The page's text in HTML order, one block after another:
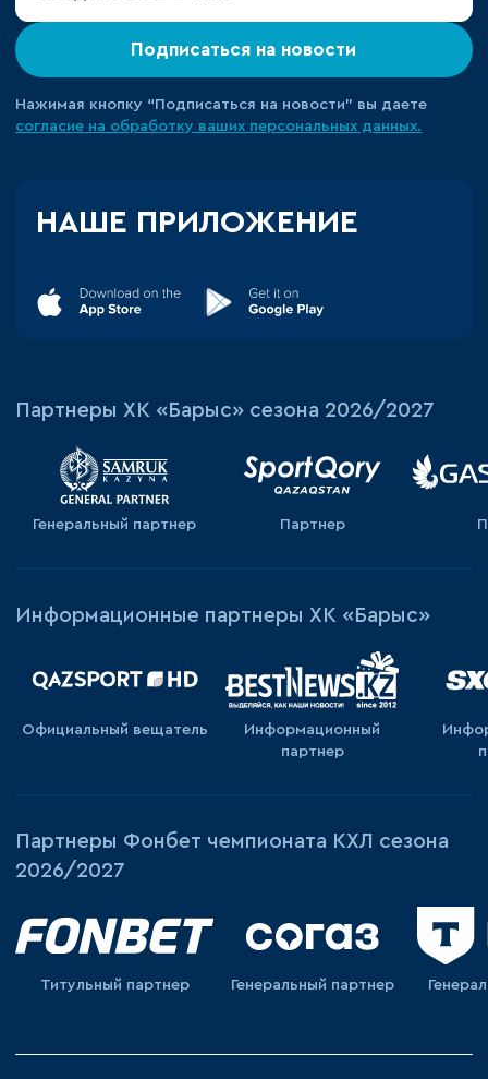
Подписаться на новости
Нажимая кнопку “Подписаться на новости” вы даете
согласие на обработку ваших персональных данных.
НАШЕ ПРИЛОЖЕНИЕ
Партнеры ХК «Барыс» сезона 2026/2027
Генеральный партнер Партнер
Информационные партнеры ХК «Барыс»
Официальный вещатель
Информационный
партнер
Партнеры Фонбет чемпионата КХЛ сезона
2026/2027
Титульный партнер Генеральный партнер